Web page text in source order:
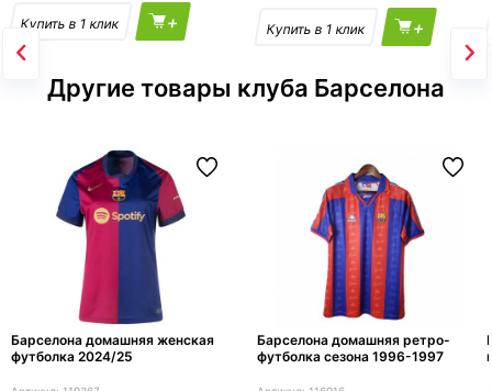
+ +
Другие товары клуба Барселона
Барселона домашняя женская
футболка 2024/25
Барселона домашняя ретро-
футболка сезона 1996-1997